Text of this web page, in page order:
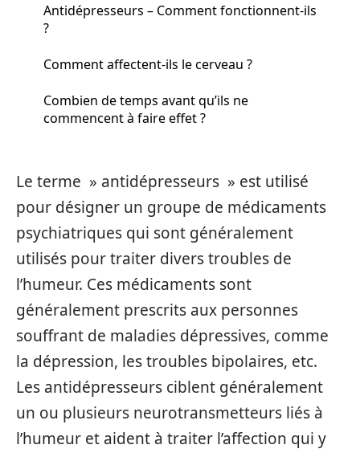
Antidépresseurs – Comment fonctionnent-ils
?
Comment affectent-ils le cerveau ?
Combien de temps avant qu’ils ne
commencent à faire effet ?
Le terme » antidépresseurs » est utilisé
pour désigner un groupe de médicaments
psychiatriques qui sont généralement
utilisés pour traiter divers troubles de
l’humeur. Ces médicaments sont
généralement prescrits aux personnes
souffrant de maladies dépressives, comme
la dépression, les troubles bipolaires, etc.
Les antidépresseurs ciblent généralement
un ou plusieurs neurotransmetteurs liés à
l’humeur et aident à traiter l’affection qui y